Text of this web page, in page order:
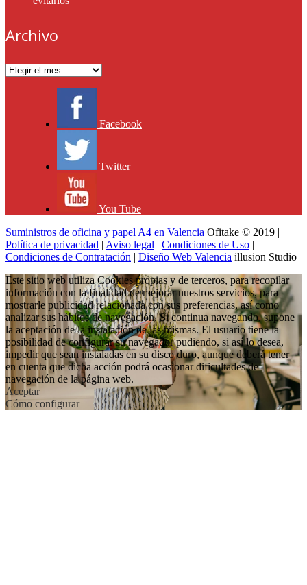
Archivo
Archivo
Facebook
Twitter
You Tube
Suministros de oficina y papel A4 en Valencia Ofitake © 2019 |
Política de privacidad | Aviso legal | Condiciones de Uso |
Condiciones de Contratación | Diseño Web Valencia illusion Studio
Este sitio web utiliza Cookies propias y de terceros, para recopilar
información con la finalidad de mejorar nuestros servicios, para
mostrarle publicidad relacionada con sus preferencias, así como
analizar sus hábitos de navegación. Si continua navegando, supone
la aceptación de la instalación de las mismas. El usuario tiene la
posibilidad de configurar su navegador pudiendo, si así lo desea,
impedir que sean instaladas en su disco duro, aunque deberá tener
en cuenta que dicha acción podrá ocasionar dificultades de
navegación de la página web.
Aceptar
Cómo configurar